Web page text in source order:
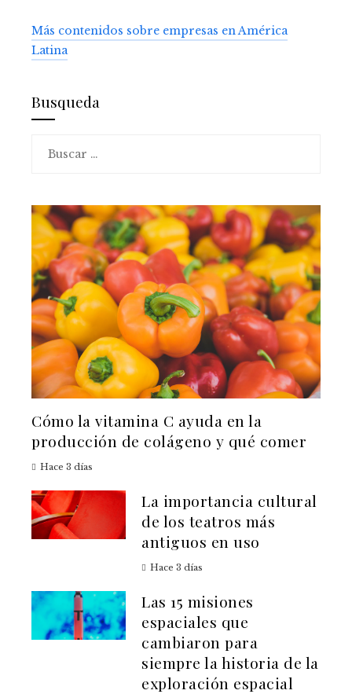
Más contenidos sobre empresas en América
Latina
Busqueda
Cómo la vitamina C ayuda en la
producción de colágeno y qué comer
Hace 3 días
La importancia cultural
de los teatros más
antiguos en uso
Hace 3 días
Las 15 misiones
espaciales que
cambiaron para
siempre la historia de la
exploración espacial